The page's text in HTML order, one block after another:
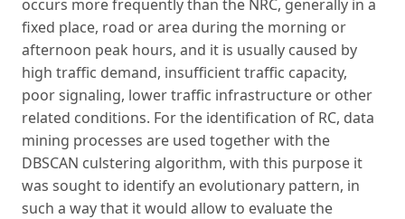
occurs more frequently than the NRC, generally in a
fixed place, road or area during the morning or
afternoon peak hours, and it is usually caused by
high traffic demand, insufficient traffic capacity,
poor signaling, lower traffic infrastructure or other
related conditions. For the identification of RC, data
mining processes are used together with the
DBSCAN culstering algorithm, with this purpose it
was sought to identify an evolutionary pattern, in
such a way that it would allow to evaluate the